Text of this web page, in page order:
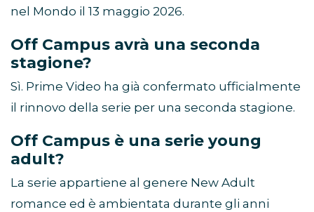
nel Mondo il 13 maggio 2026.
Off Campus avrà una seconda
stagione?
Sì. Prime Video ha già confermato ufficialmente
il rinnovo della serie per una seconda stagione.
Off Campus è una serie young
adult?
La serie appartiene al genere New Adult
romance ed è ambientata durante gli anni